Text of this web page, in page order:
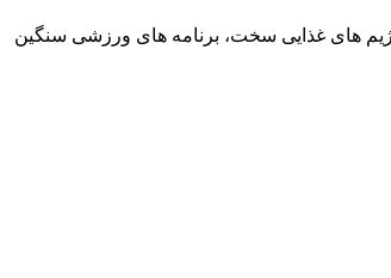
رژیم‌ های غذایی سخت، برنامه‌ های ورزشی سنگین